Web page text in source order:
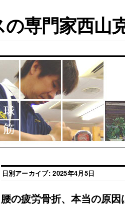
専門家西山
日別アーカイブ:2025年4月5日
腰の疲労骨折、本当の原因